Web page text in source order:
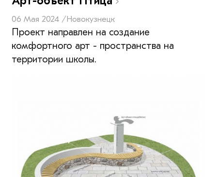
06 Мая 2024 /Новокузнецк
Проект направлен на создание
комфортного арт - пространства на
территории школы.